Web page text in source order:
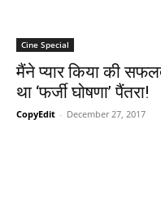
Cine Special
मैंने प्यार किया की
था ‘फर्जी घोषणा’ पैंतरा!
CopyEdit - December 27, 2017